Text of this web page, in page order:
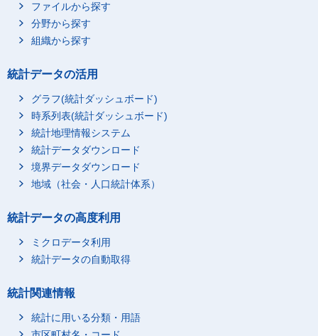
ファイルから探す
分野から探す
組織から探す
統計データの活用
グラフ(統計ダッシュボード)
時系列表(統計ダッシュボード)
統計地理情報システム
統計データダウンロード
境界データダウンロード
地域（社会・人口統計体系）
統計データの高度利用
ミクロデータ利用
統計データの自動取得
統計関連情報
統計に用いる分類・用語